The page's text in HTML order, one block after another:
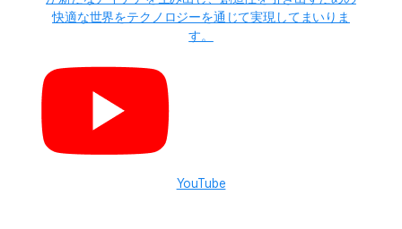
快適な世界をテクノロジーを通じて実現してまいりま
す。
YouTube